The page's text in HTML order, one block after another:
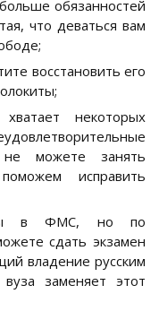
обязанностей
что деваться вам
восстановить его
некоторых
можете занять
исправить
в ФМС, но по
сдать экзамен
владение русским
заменяет этот